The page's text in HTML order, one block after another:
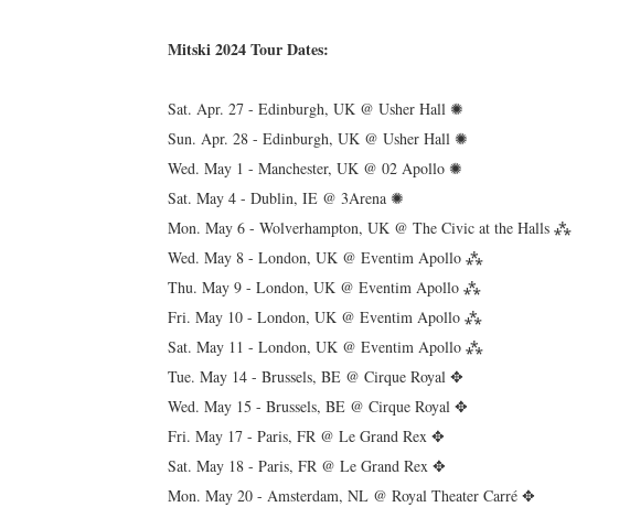
Mitski 2024 Tour Dates:
Sat. Apr. 27 - Edinburgh, UK @ Usher Hall ✺
Sun. Apr. 28 - Edinburgh, UK @ Usher Hall ✺
Wed. May 1 - Manchester, UK @ 02 Apollo ✺
Sat. May 4 - Dublin, IE @ 3Arena ✺
Mon. May 6 - Wolverhampton, UK @ The Civic at the Halls ⁂
Wed. May 8 - London, UK @ Eventim Apollo ⁂
Thu. May 9 - London, UK @ Eventim Apollo ⁂
Fri. May 10 - London, UK @ Eventim Apollo ⁂
Sat. May 11 - London, UK @ Eventim Apollo ⁂
Tue. May 14 - Brussels, BE @ Cirque Royal ✥
Wed. May 15 - Brussels, BE @ Cirque Royal ✥
Fri. May 17 - Paris, FR @ Le Grand Rex ✥
Sat. May 18 - Paris, FR @ Le Grand Rex ✥
Mon. May 20 - Amsterdam, NL @ Royal Theater Carré ✥